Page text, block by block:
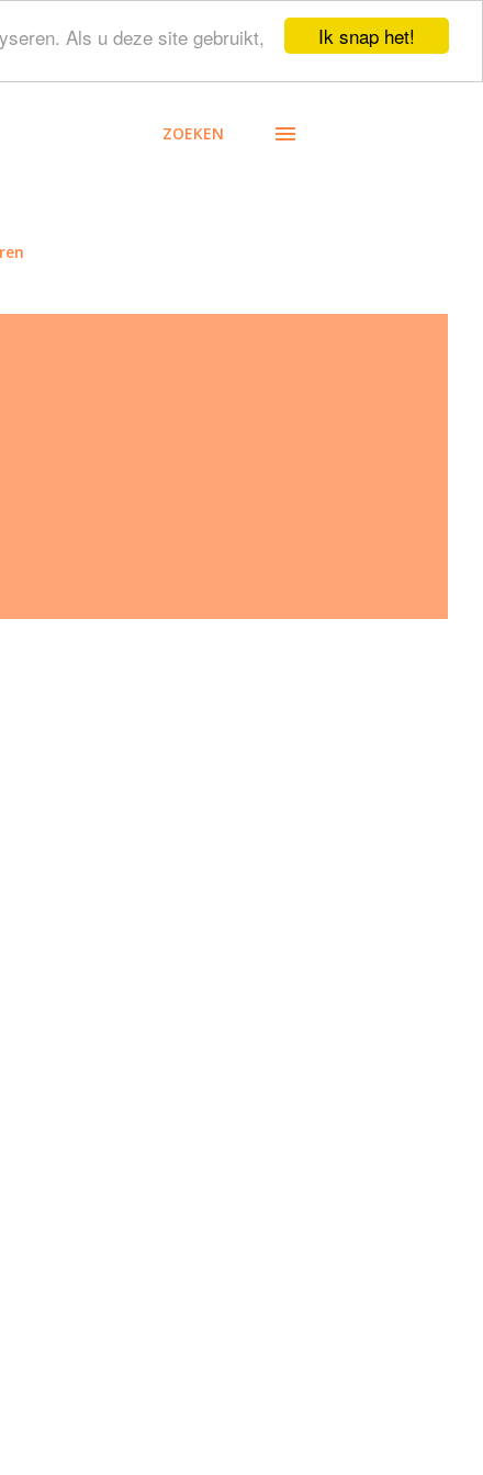
Ik snap het!
Als u deze site gebruikt,
ZOEKEN